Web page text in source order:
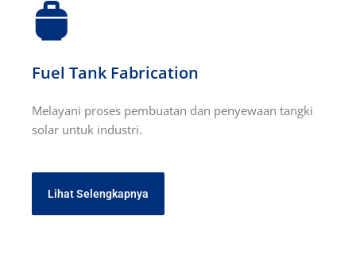
Fuel Tank Fabrication
Melayani proses pembuatan dan penyewaan tangki
solar untuk industri.
Lihat Selengkapnya